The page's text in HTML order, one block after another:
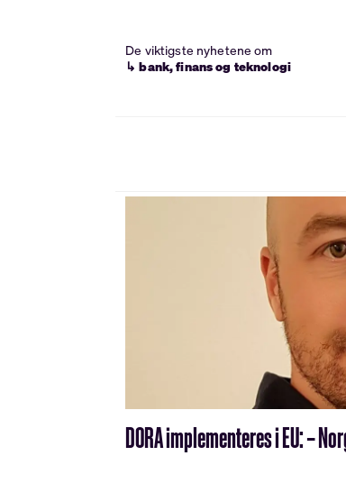
De viktigste nyhetene om
↳ bank, finans og teknologi
DORA implementeres i EU: –